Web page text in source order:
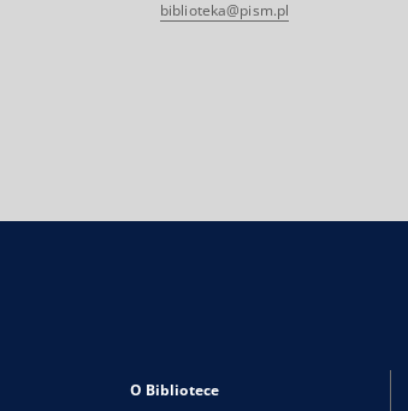
biblioteka@pism.pl
O Bibliotece